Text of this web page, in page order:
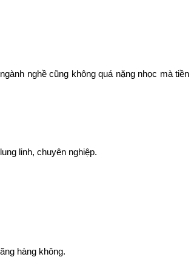
nghề cũng không quá nặng nhọc mà tiền
linh, chuyên nghiệp.
hàng không.